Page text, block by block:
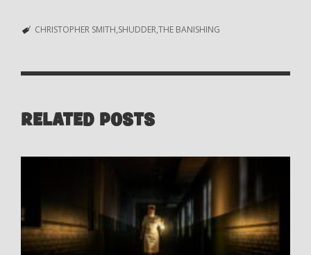
CHRISTOPHER SMITH SHUDDERTHE BANISHING
RELATED POSTS